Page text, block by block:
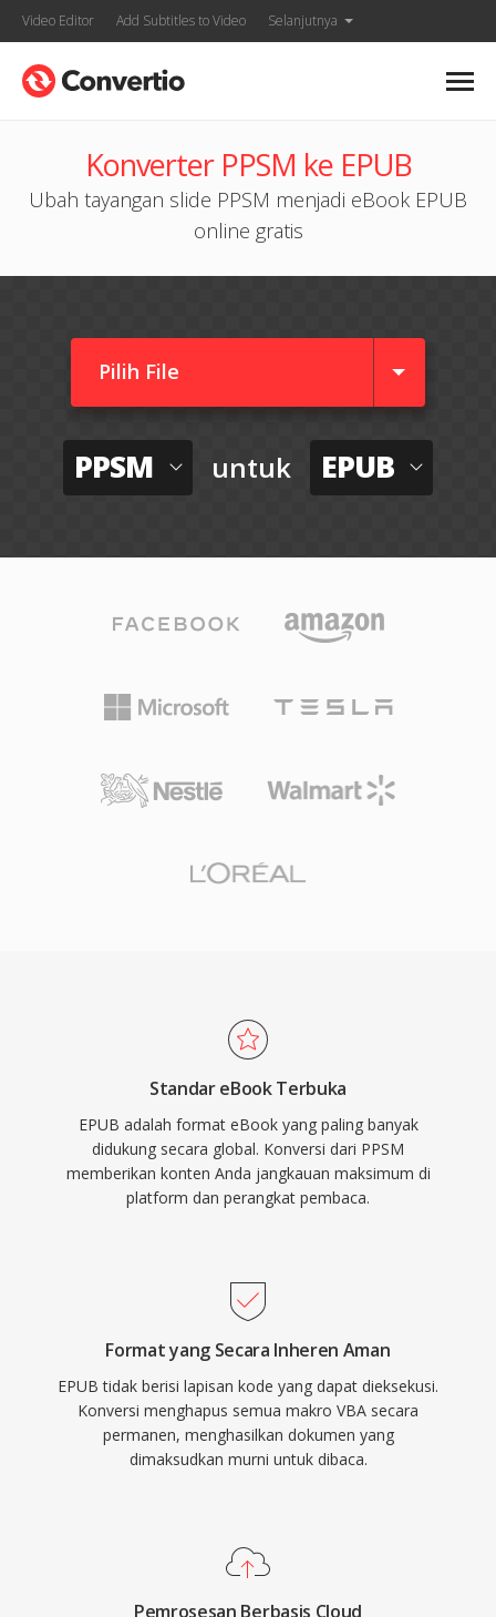
Video Editor Add Subtitles to Video Selanjutnya
Konverter PPSM ke EPUB
Ubah tayangan slide PPSM menjadi eBook EPUB
online gratis
Pilih File
PPSM untuk EPUB
Standar eBook Terbuka
EPUB adalah format eBook yang paling banyak
didukung secara global. Konversi dari PPSM
memberikan konten Anda jangkauan maksimum di
platform dan perangkat pembaca.
Format yang Secara Inheren Aman
EPUB tidak berisi lapisan kode yang dapat dieksekusi.
Konversi menghapus semua makro VBA secara
permanen, menghasilkan dokumen yang
dimaksudkan murni untuk dibaca.
Pemrosesan Berbasis Cloud